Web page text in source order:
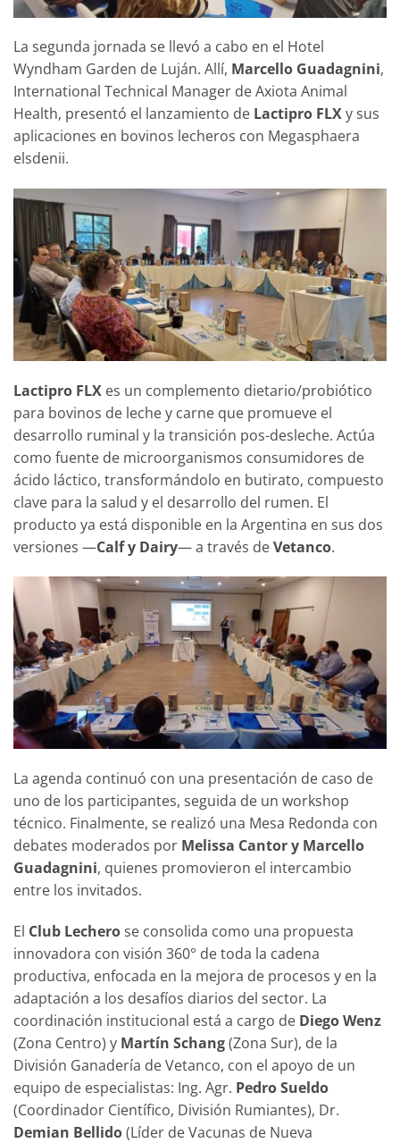
La segunda jornada se llevó a cabo en el Hotel
Wyndham Garden de Luján. Allí, Marcello Guadagnini,
International Technical Manager de Axiota Animal
Health, presentó el lanzamiento de Lactipro FLXy sus
aplicaciones en bovinos lecheros con Megasphaera
elsdenii.
Lactipro FLX es un complemento dietario/probiótico
para bovinos de leche y carne que promueve el
desarrollo ruminal y la transición pos-desleche. Actúa
como fuente de microorganismos consumidores de
ácido láctico, transformándolo en butirato, compuesto
clave para la salud y el desarrollo del rumen. El
producto ya está disponible en la Argentina en sus dos
versiones —Calf y Dairy— a través deVetanco.
La agenda continuó con una presentación de caso de
uno de los participantes, seguida de un workshop
técnico. Finalmente, se realizó una Mesa Redonda con
debates moderados por Melissa Cantor y Marcello
Guadagnini, quienes promovieron el intercambio
entre los invitados.
El Club Lecherose consolida como una propuesta
innovadora con visión 360° de toda la cadena
productiva, enfocada en la mejora de procesos y en la
adaptación a los desafíos diarios del sector. La
coordinación institucional está a cargo de Diego Wenz
(Zona Centro) y Martín Schang(Zona Sur), de la
División Ganadería de Vetanco, con el apoyo de un
equipo de especialistas: Ing. Agr. Pedro Sueldo
(Coordinador Científico, División Rumiantes), Dr.
Demian Bellido(Líder de Vacunas de Nueva